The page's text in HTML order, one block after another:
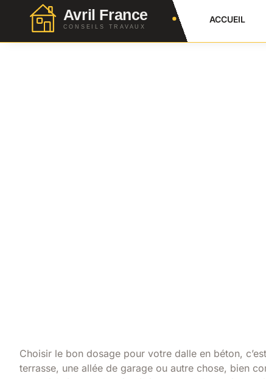
ACCUEIL
Choisir le bon dosage pour votre dalle en béton,
terrasse, une allée de garage ou autre chose, bien